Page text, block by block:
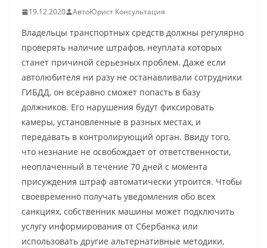
19.12.2020 АвтоЮрист Консультация
Владельцы транспортных средств должны регулярно
проверять наличие штрафов, неуплата которых
станет причиной серьезных проблем. Даже если
автолюбителя ни разу не останавливали сотрудники
ГИБДД, он всеравно сможет попасть в базу
должников. Его нарушения будут фиксировать
камеры, установленные в разных местах, и
передавать в контролирующий орган. Ввиду того,
что незнание не освобождает от ответственности,
неоплаченный в течение 70 дней с момента
присуждения штраф автоматически утроится. Чтобы
своевременно получать уведомления обо всех
санкциях, собственник машины может подключить
услугу информирования от Сбербанка или
использовать другие альтернативные методики,